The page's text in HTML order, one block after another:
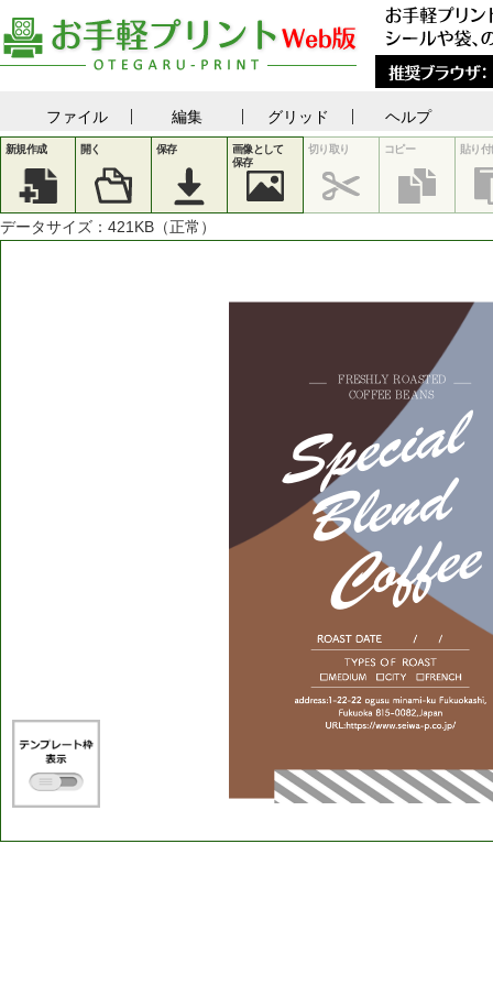
ファイル 編集 グリッド ヘルプ
新規作成 開く 保存
画像として
保存
切り取り コピー 貼り付
データサイズ： 421 KB（正常）
COFFEE BEANS
FRESHLY ROASTED
Special
Blend
Coffee